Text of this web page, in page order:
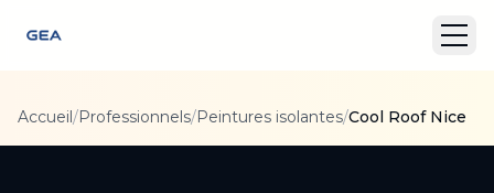
Accueil/Professionnels/Peintures isolantes/Cool Roof Nice